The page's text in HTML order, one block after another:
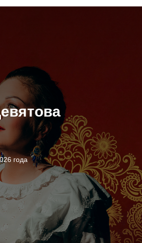
года